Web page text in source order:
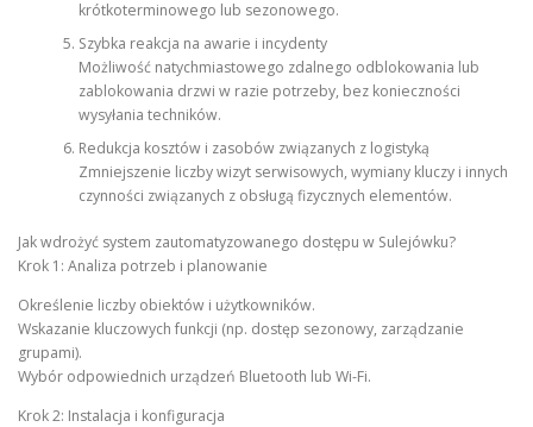
krótkoterminowego lub sezonowego.
Szybka reakcja na awarie i incydenty
Możliwość natychmiastowego zdalnego odblokowania lub
zablokowania drzwi w razie potrzeby, bez konieczności
wysyłania techników.
Redukcja kosztów i zasobów związanych z logistyką
Zmniejszenie liczby wizyt serwisowych, wymiany kluczy i innych
czynności związanych z obsługą fizycznych elementów.
Jak wdrożyć system zautomatyzowanego dostępu w Sulejówku?
Krok 1: Analiza potrzeb i planowanie
Określenie liczby obiektów i użytkowników.
Wskazanie kluczowych funkcji (np. dostęp sezonowy, zarządzanie
grupami).
Wybór odpowiednich urządzeń Bluetooth lub Wi-Fi.
Krok 2: Instalacja i konfiguracja